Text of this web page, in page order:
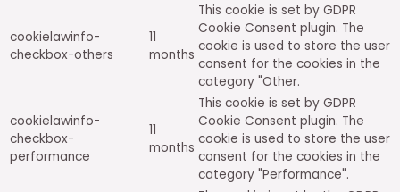
cookielawinfo-
checkbox-others
11
months
This cookie is set by GDPR
Cookie Consent plugin. The
cookie is used to store the user
consent for the cookies in the
category "Other.
cookielawinfo-
checkbox-
performance
11
months
This cookie is set by GDPR
Cookie Consent plugin. The
cookie is used to store the user
consent for the cookies in the
category "Performance".